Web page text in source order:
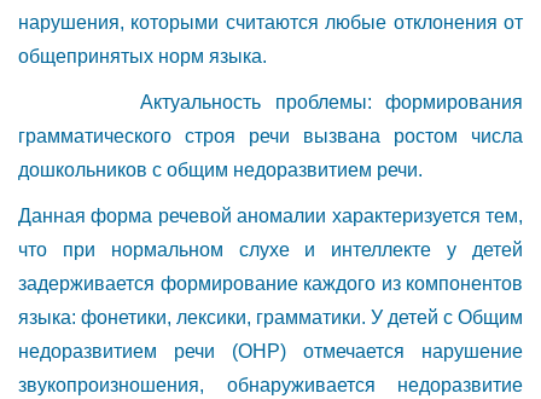
нарушения, которыми считаются любые отклонения от
общепринятых норм языка.
Актуальность проблемы: формирования
грамматического строя речи вызвана ростом числа
дошкольников с общим недоразвитием речи.
Данная форма речевой аномалии характеризуется тем,
что при нормальном слухе и интеллекте у детей
задерживается формирование каждого из компонентов
языка: фонетики, лексики, грамматики. У детей с Общим
недоразвитием речи (ОНР) отмечается нарушение
звукопроизношения, обнаруживается недоразвитие